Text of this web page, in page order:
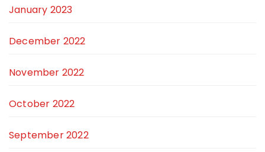
January 2023
December 2022
November 2022
October 2022
September 2022